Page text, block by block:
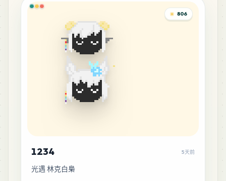
806
1234 5天前
光遇 林克白梟